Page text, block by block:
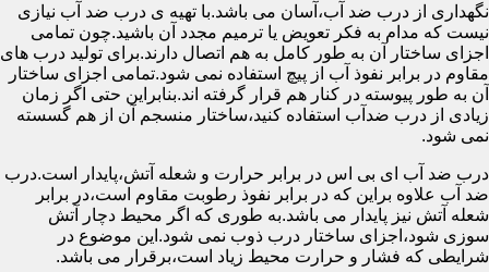
نگهداری از درب ضد آب،آسان می باشد.با تهیه ی درب ضد آب نیازی
نیست که مدام به فکر تعویض یا ترمیم مجدد آن باشید.چون تمامی
اجزای ساختار آن به طور کامل به هم اتصال دارند.برای تولید درب های
مقاوم در برابر نفوذ آب از پیچ استفاده نمی شود.تمامی اجزای ساختار
آن به طور پیوسته در کنار هم قرار گرفته اند.بنابراین حتی اگر زمان
زیادی از درب ضدآب استفاده کنید،ساختار منسجم آن از هم گسسته
نمی شود.
درب ضد آب ای بی اس در برابر حرارت و شعله آتش،پایدار است.درب
ضد آب علاوه براین که در برابر نفوذ رطوبت مقاوم است،در برابر
شعله آتش نیز پایدار می باشد.به طوری که اگر محیط دچار آتش
سوزی شود،اجزای ساختار درب ذوب نمی شود.این موضوع در
شرایطی که فشار و حرارت محیط زیاد است،برقرار می باشد.